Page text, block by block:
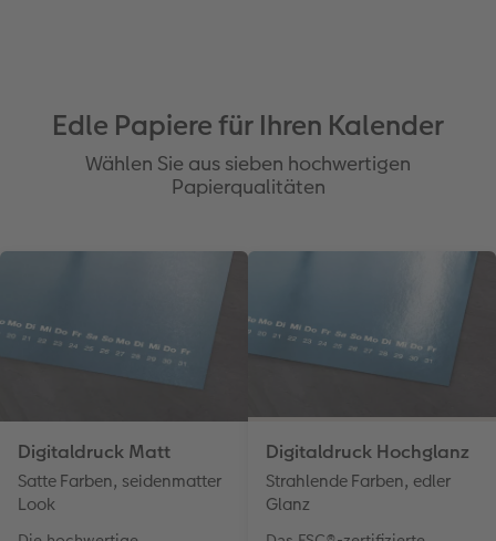
Edle Papiere für Ihren Kalender
Wählen Sie aus sieben hochwertigen
Papierqualitäten
Digitaldruck Matt
Satte Farben, seidenmatter
Look
Digitaldruck Hochglanz
Strahlende Farben, edler
Glanz